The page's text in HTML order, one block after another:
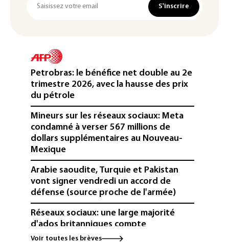
S'inscrire
Petrobras: le bénéfice net double au 2e
trimestre 2026, avec la hausse des prix
du pétrole
Mineurs sur les réseaux sociaux: Meta
condamné à verser 567 millions de
dollars supplémentaires au Nouveau-
Mexique
Arabie saoudite, Turquie et Pakistan
vont signer vendredi un accord de
défense (source proche de l'armée)
Réseaux sociaux: une large majorité
d'ados britanniques compte
contourner le couvre-feu (sondage)
Voir toutes les brèves